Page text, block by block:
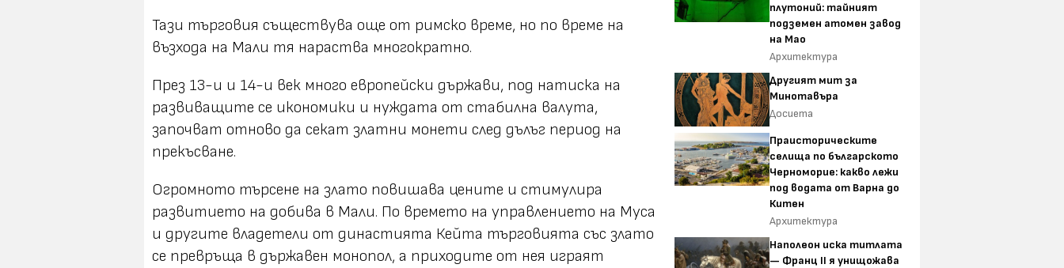
Тази търговия съществува още от римско време, но по време на
възхода на Мали тя нараства многократно.
През 13-и и 14-и век много европейски държави, под натиска на
развиващите се икономики и нуждата от стабилна валута,
започват отново да секат златни монети след дълъг период на
прекъсване.
Огромното търсене на злато повишава цените и стимулира
развитието на добива в Мали. По времето на управлението на Муса
и другите владетели от династията Кейта търговията със злато
се превръща в държавен монопол, а приходите от нея играят
плутоний: тайният
подземен атомен завод
на Мао
Архитектура
Другият мит за
Минотавъра
Досиета
Праисторическите
селища по българското
Черноморие: какво лежи
под водата от Варна до
Китен
Архитектура
Наполеон иска титлата
— Франц II я унищожава